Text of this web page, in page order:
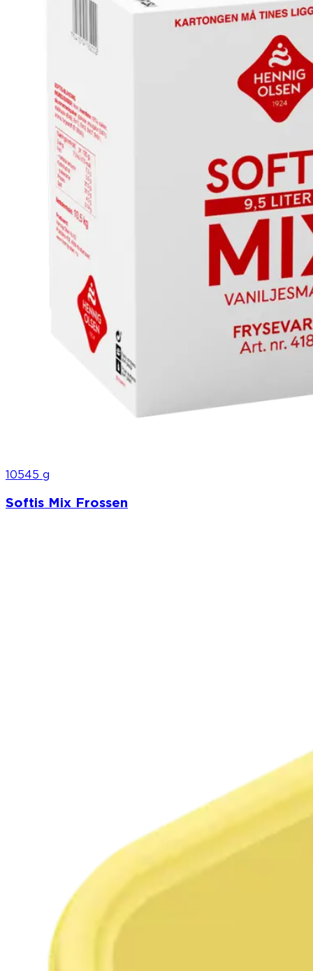
10545 g
Softis Mix Frossen